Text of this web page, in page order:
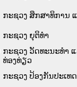
ກະຊວງ ສຶກສາທິການ
ກະຊວງ ຍຸຕິທໍາ
ກະຊວງ ວັດທະນະທຳ
ທ່ອງທ່ຽວ
ກະຊວງ ປ້ອງກັນປະເທດ